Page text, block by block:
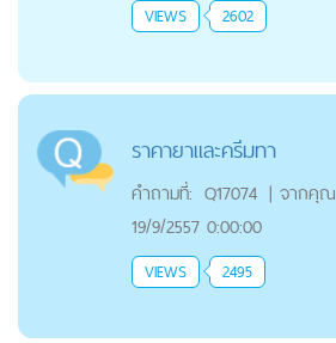
VIEWS 2602
ราคายาและครีมทา
คำถามที่: Q17074 | จากคุณ
19/9/2557 0:00:00
VIEWS 2495